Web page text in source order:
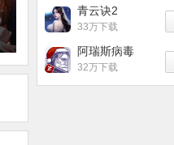
青云诀2
33万下载
阿瑞斯病毒
32万下载